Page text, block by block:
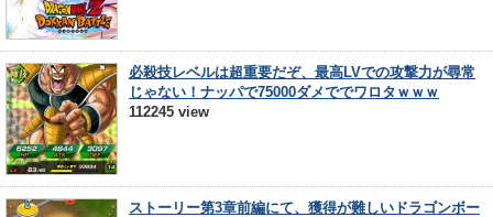
必殺技レベルは超重要だぞ、最高LVでの攻撃力が尋常
じゃない！ナッパで75000ダメででワロタｗｗｗ
112245 view
ストーリー第3章前編にて、獲得が難しいドラゴンボー